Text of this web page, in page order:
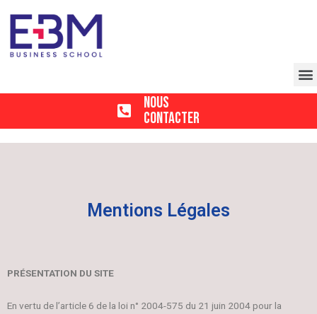
Nous
Contacter
Mentions Légales
PRÉSENTATION DU SITE
En vertu de l’article 6 de la loi n° 2004-575 du 21 juin 2004 pour la